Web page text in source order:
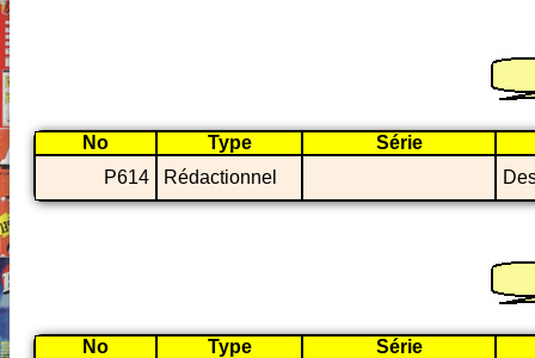
No Type
Série
P614
Rédactionnel
No Type Série